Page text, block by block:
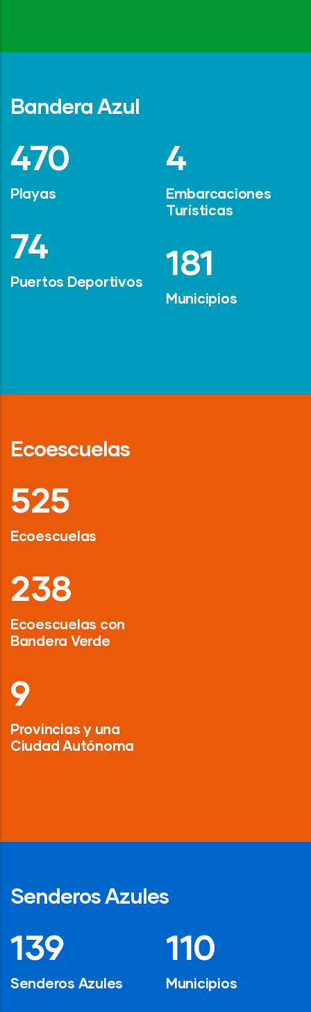
Bandera Azul
642
Playas
101
Puertos Deportivos
6
Embarcaciones
Turísticas
247
Municipios
Ecoescuelas
718
Ecoescuelas
326
Ecoescuelas con
Bandera Verde
13
Provincias y una
Ciudad Autónoma
Senderos Azules
194
Senderos Azules
154
Municipios